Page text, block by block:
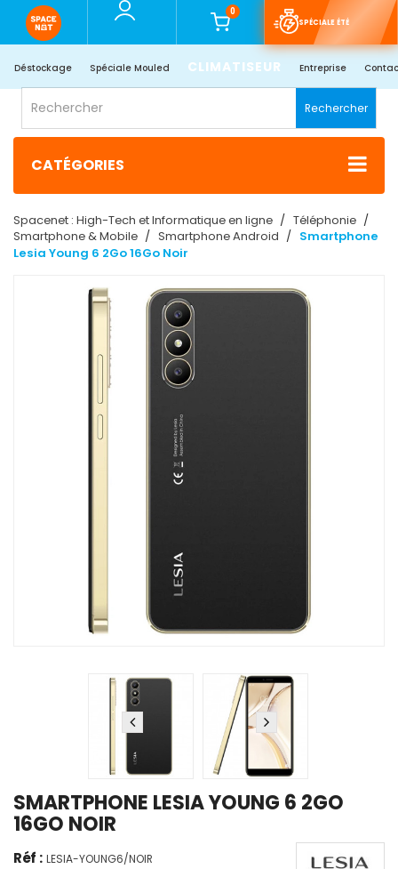
0
SPÉCIALE ÉTÉ
Déstockage Spéciale Mouled CLIMATISEUR Entreprise
Rechercher
CATÉGORIES
Spacenet : High-Tech et Informatique en ligne
Téléphonie
Smartphone & Mobile
Smartphone Android
Smartphone
Lesia Young 6 2Go 16Go Noir
SMARTPHONE LESIA YOUNG 6 2GO
16GO NOIR
Réf : LESIA-YOUNG6/NOIR